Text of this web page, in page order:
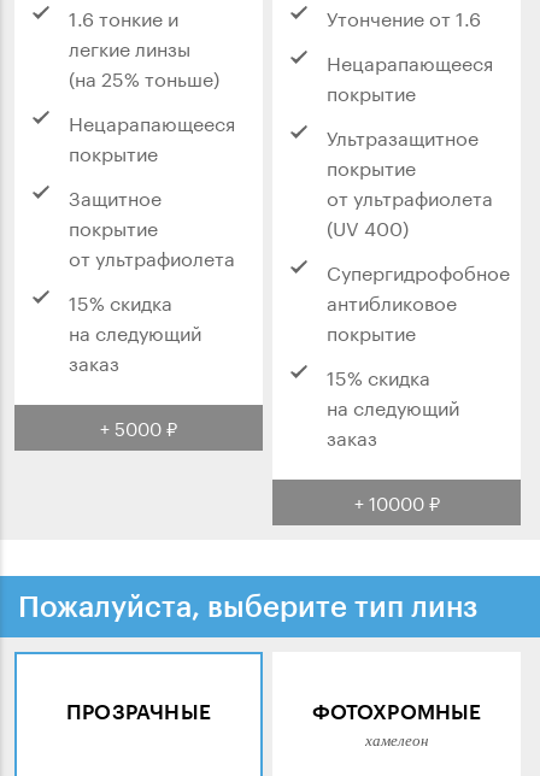
1.6 тонкие и
легкие линзы
(на 25% тоньше)
Нецарапающееся
покрытие
Защитное
покрытие
от ультрафиолета
15% скидка
на следующий
заказ
+ 5000 ₽
Утончение от 1.6
Нецарапающееся
покрытие
Ультразащитное
покрытие
от ультрафиолета
(UV 400)
Супергидрофобное
антибликовое
покрытие
15% скидка
на следующий
заказ
+ 10000 ₽
Пожалуйста, выберите тип линз
ПРОЗРАЧНЫЕ ФОТОХРОМНЫЕ
хамелеон